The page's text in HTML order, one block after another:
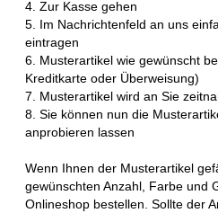
4. Zur Kasse gehen
5. Im Nachrichtenfeld an uns
eintragen
6. Musterartikel wie gewünscht
Kreditkarte oder Überweisung)
7. Musterartikel wird an Sie
8. Sie können nun die
anprobieren lassen
Wenn Ihnen der Musterartikel
gewünschten Anzahl, Farbe und
Onlineshop bestellen. Sollte der